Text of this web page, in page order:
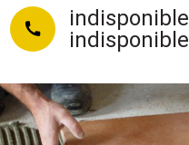
indisponible
indisponible